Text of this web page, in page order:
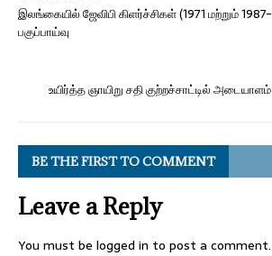
இலங்கையில் ஜேவிபி கிளர்ச்சிகள் (1971 மற்றும்
பகுப்பாய்வு
உயிர்த்த ஞாயிறு சதி குற்றச்சாட்டில்
BE THE FIRST TO COMMENT
Leave a Reply
You must be logged in to post a comment.